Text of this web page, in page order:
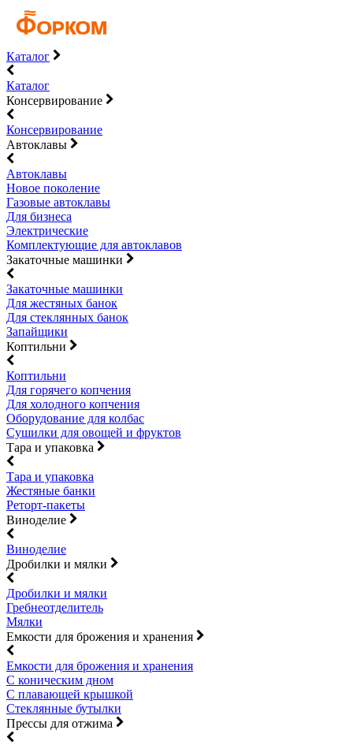
Каталог
Каталог
Консервирование
Консервирование
Автоклавы
Автоклавы
Новое поколение
Газовые автоклавы
Для бизнеса
Электрические
Комплектующие для автоклавов
Закаточные машинки
Закаточные машинки
Для жестяных банок
Для стеклянных банок
Запайщики
Коптильни
Коптильни
Для горячего копчения
Для холодного копчения
Оборудование для колбас
Сушилки для овощей и фруктов
Тара и упаковка
Тара и упаковка
Жестяные банки
Реторт-пакеты
Виноделие
Виноделие
Дробилки и мялки
Дробилки и мялки
Гребнеотделитель
Мялки
Емкости для брожения и хранения
Емкости для брожения и хранения
С коническим дном
С плавающей крышкой
Стеклянные бутылки
Прессы для отжима